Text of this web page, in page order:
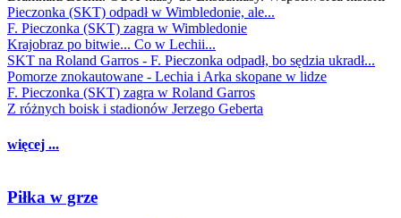
Pieczonka (SKT) odpadł w Wimbledonie, ale...
F. Pieczonka (SKT) zagra w Wimbledonie
Krajobraz po bitwie... Co w Lechii...
SKT na Roland Garros - F. Pieczonka odpadł, bo sędzia ukradł...
Pomorze znokautowane - Lechia i Arka skopane w lidze
F. Pieczonka (SKT) zagra w Roland Garros
Z różnych boisk i stadionów Jerzego Geberta
więcej ...
Piłka w grze